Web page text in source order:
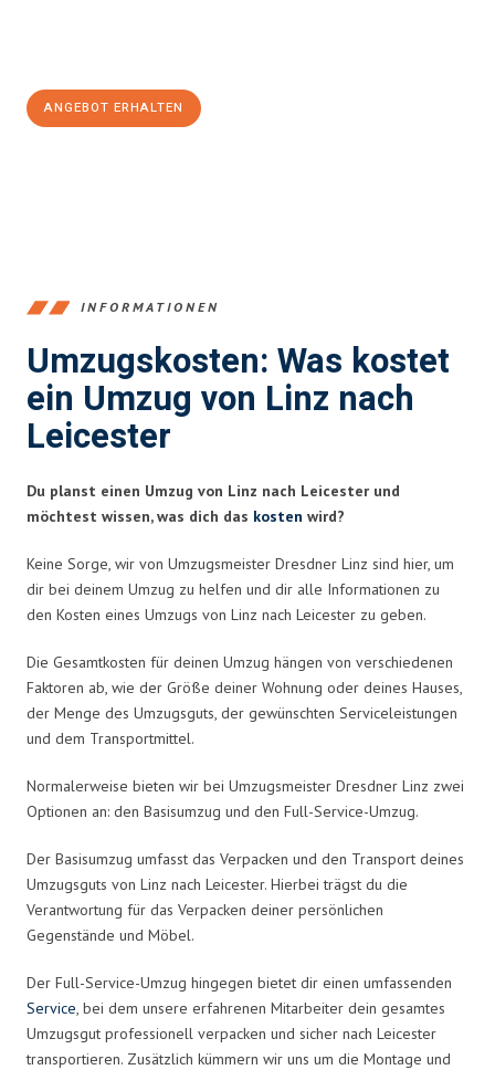
ANGEBOT ERHALTEN
INFORMATIONEN
Umzugskosten: Was kostet
ein Umzug von Linz nach
Leicester
Du planst einen Umzug von Linz nach Leicester und
möchtest wissen, was dich das kosten wird?
Keine Sorge, wir von Umzugsmeister Dresdner Linz sind hier, um
dir bei deinem Umzug zu helfen und dir alle Informationen zu
den Kosten eines Umzugs von Linz nach Leicester zu geben.
Die Gesamtkosten für deinen Umzug hängen von verschiedenen
Faktoren ab, wie der Größe deiner Wohnung oder deines Hauses,
der Menge des Umzugsguts, der gewünschten Serviceleistungen
und dem Transportmittel.
Normalerweise bieten wir bei Umzugsmeister Dresdner Linz zwei
Optionen an: den Basisumzug und den Full-Service-Umzug.
Der Basisumzug umfasst das Verpacken und den Transport deines
Umzugsguts von Linz nach Leicester. Hierbei trägst du die
Verantwortung für das Verpacken deiner persönlichen
Gegenstände und Möbel.
Der Full-Service-Umzug hingegen bietet dir einen umfassenden
Service, bei dem unsere erfahrenen Mitarbeiter dein gesamtes
Umzugsgut professionell verpacken und sicher nach Leicester
transportieren. Zusätzlich kümmern wir uns um die Montage und